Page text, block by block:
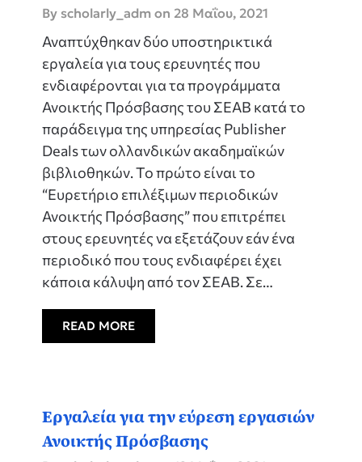
By scholarly_adm on 28 Μαΐου, 2021
Αναπτύχθηκαν δύο υποστηρικτικά
εργαλεία για τους ερευνητές που
ενδιαφέρονται για τα προγράμματα
Ανοικτής Πρόσβασης του ΣΕΑΒ κατά το
παράδειγμα της υπηρεσίας Publisher
Deals των ολλανδικών ακαδημαϊκών
βιβλιοθηκών. Το πρώτο είναι το
“Ευρετήριο επιλέξιμων περιοδικών
Ανοικτής Πρόσβασης” που επιτρέπει
στους ερευνητές να εξετάζουν εάν ένα
περιοδικό που τους ενδιαφέρει έχει
κάποια κάλυψη από τον ΣΕΑΒ. Σε…
READ MORE
Εργαλεία για την εύρεση εργασιών
Ανοικτής Πρόσβασης